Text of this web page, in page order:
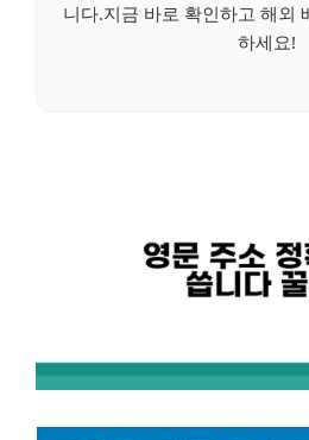
니다.지금 바로 확인하고 해외
하세요!